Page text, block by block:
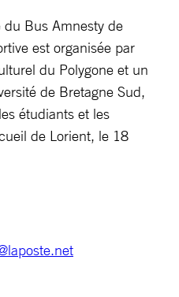
du Bus Amnesty de
est organisée par
du Polygone et un
de Bretagne Sud,
étudiants et les
de Lorient, le 18